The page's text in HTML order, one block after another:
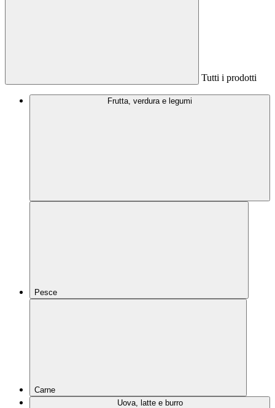
Tutti i prodotti
Frutta, verdura e legumi
Pesce
Carne
Uova, latte e burro